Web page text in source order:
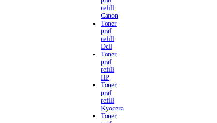
refill
Canon
Toner
praf
refill
Dell
Toner
praf
refill
HP
Toner
praf
refill
Kyocera
Toner